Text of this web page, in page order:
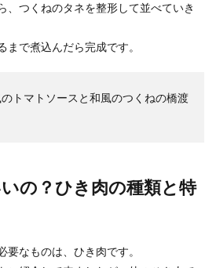
、つくねのタネを整形して並べていき
で煮込んだら完成です。
トマトソースと和風のつくねの橋渡
の？ひき肉の種類と特
なものは、ひき肉です。